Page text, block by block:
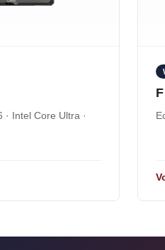
· Intel Core Ultra ·